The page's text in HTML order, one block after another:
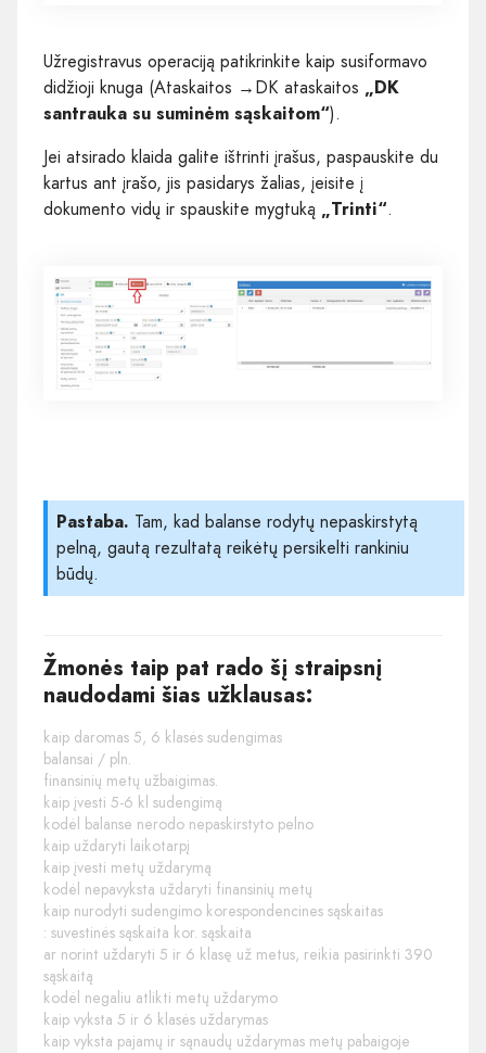
Užregistravus operaciją patikrinkite kaip susiformavo
didžioji knuga (Ataskaitos →DK ataskaitos „DK
santrauka su suminėm sąskaitom“).
Jei atsirado klaida galite ištrinti įrašus, paspauskite du
kartus ant įrašo, jis pasidarys žalias, įeisite į
dokumento vidų ir spauskite mygtuką „Trinti“.
Pastaba. Tam, kad balanse rodytų nepaskirstytą
pelną, gautą rezultatą reikėtų persikelti rankiniu
būdų.
Žmonės taip pat rado šį straipsnį
naudodami šias užklausas:
kaip daromas 5, 6 klasės sudengimas
balansai / pln.
finansinių metų užbaigimas.
kaip įvesti 5-6 kl sudengimą
kodėl balanse nerodo nepaskirstyto pelno
kaip uždaryti laikotarpį
kaip įvesti metų uždarymą
kodėl nepavyksta uždaryti finansinių metų
kaip nurodyti sudengimo korespondencines sąskaitas
: suvestinės sąskaita kor. sąskaita
ar norint uždaryti 5 ir 6 klasę už metus, reikia pasirinkti 390
sąskaitą
kodėl negaliu atlikti metų uždarymo
kaip vyksta 5 ir 6 klasės uždarymas
kaip vyksta pajamų ir sąnaudų uždarymas metų pabaigoje